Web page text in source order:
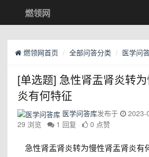
燃领网
燃领网首页 全部问答分类 医学问
[单选题] 急性肾盂肾炎转
炎有何特征
医学问答库发布于
2023-
29 浏览
1 回复 0 点赞
急性肾盂肾炎转为慢性肾盂肾炎有